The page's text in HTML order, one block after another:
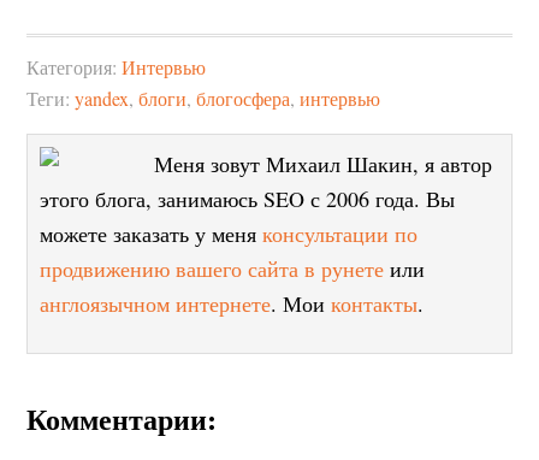
Категория:Интервью
Теги:yandex,блоги,блогосфера,интервью
Меня зовут Михаил Шакин, я автор
этого блога, занимаюсь SEO с 2006 года. Вы
можете заказать у меняконсультации по
продвижению вашего сайта в рунете или
англоязычном интернете. Моиконтакты.
Комментарии: